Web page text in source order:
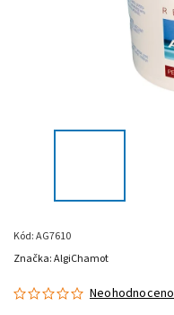
Kód:AG7610
Neohodnoceno
Značka:AlgiChamot